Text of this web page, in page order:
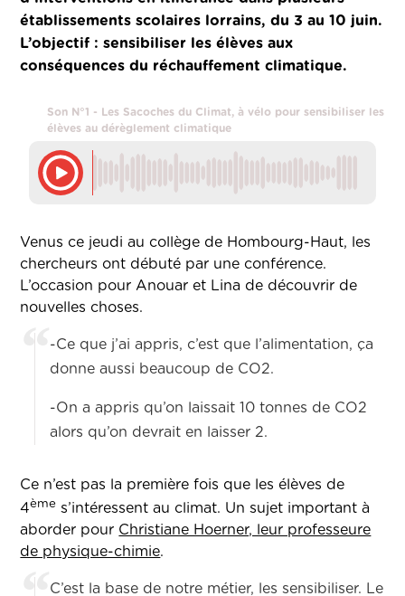
établissements scolaires lorrains, du 3 au 10 juin.
L’objectif : sensibiliser les élèves aux
conséquences du réchauffement climatique.
Son N°1 - Les Sacoches du Climat, à vélo pour sensibiliser les
élèves au dérèglement climatique
Venus ce jeudi au collège de Hombourg-Haut, les
chercheurs ont débuté par une conférence.
L’occasion pour Anouar et Lina de découvrir de
nouvelles choses.
-Ce que j’ai appris, c’est que l’alimentation, ça
donne aussi beaucoup de CO2.
-On a appris qu’on laissait 10 tonnes de CO2
alors qu’on devrait en laisser 2.
Ce n’est pas la première fois que les élèves de
4ème s’intéressent au climat. Un sujet important à
aborder pour Christiane Hoerner, leur professeure
de physique-chimie.
C’est la base de notre métier, les sensibiliser. Le